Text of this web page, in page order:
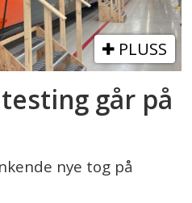
PLUSS
går på
nye tog på